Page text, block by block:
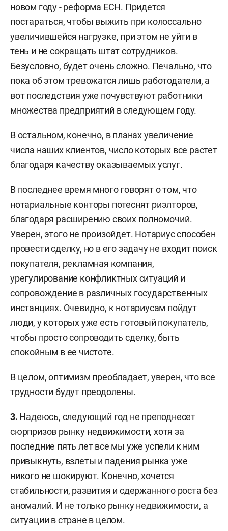
новом году - реформа ЕСН. Придется
постараться, чтобы выжить при колоссально
увеличившейся нагрузке, при этом не уйти в
тень и не сокращать штат сотрудников.
Безусловно, будет очень сложно. Печально, что
пока об этом тревожатся лишь работодатели, а
вот последствия уже почувствуют работники
множества предприятий в следующем году.
В остальном, конечно, в планах увеличение
числа наших клиентов, число которых все растет
благодаря качеству оказываемых услуг.
В последнее время много говорят о том, что
нотариальные конторы потеснят риэлторов,
благодаря расширению своих полномочий.
Уверен, этого не произойдет. Нотариус способен
провести сделку, но в его задачу не входит поиск
покупателя, рекламная компания,
урегулирование конфликтных ситуаций и
сопровождение в различных государственных
инстанциях. Очевидно, к нотариусам пойдут
люди, у которых уже есть готовый покупатель,
чтобы просто сопроводить сделку, быть
спокойным в ее чистоте.
В целом, оптимизм преобладает, уверен, что все
трудности будут преодолены.
3. Надеюсь, следующий год не преподнесет
сюрпризов рынку недвижимости, хотя за
последние пять лет все мы уже успели к ним
привыкнуть, взлеты и падения рынка уже
никого не шокируют. Конечно, хочется
стабильности, развития и сдержанного роста без
аномалий. И не только рынку недвижимости, а
ситуации в стране в целом.